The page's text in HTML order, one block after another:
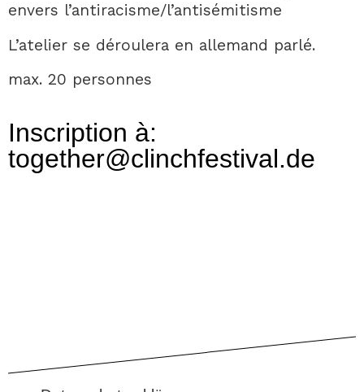
envers l’antiracisme/l’antisémitisme
L’atelier se déroulera en allemand parlé.
max. 20 personnes
Inscription à:
together@clinchfestival.de